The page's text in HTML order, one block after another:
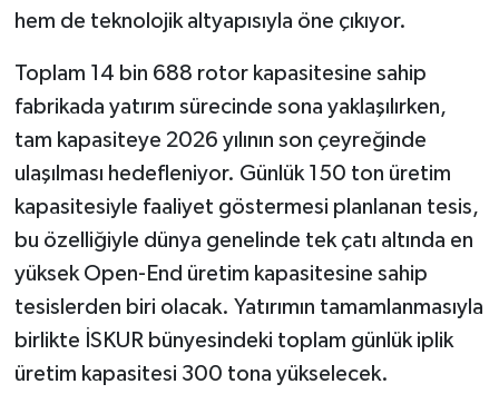
hem de teknolojik altyapısıyla öne çıkıyor.
Toplam 14 bin 688 rotor kapasitesine sahip
fabrikada yatırım sürecinde sona yaklaşılırken,
tam kapasiteye 2026 yılının son çeyreğinde
ulaşılması hedefleniyor. Günlük 150 ton üretim
kapasitesiyle faaliyet göstermesi planlanan tesis,
bu özelliğiyle dünya genelinde tek çatı altında en
yüksek Open-End üretim kapasitesine sahip
tesislerden biri olacak. Yatırımın tamamlanmasıyla
birlikte İSKUR bünyesindeki toplam günlük iplik
üretim kapasitesi 300 tona yükselecek.